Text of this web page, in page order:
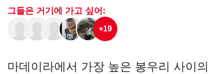
그들은 거기에 가고 싶어:
+19
마데이라에서 가장 높은 봉우리 사이의